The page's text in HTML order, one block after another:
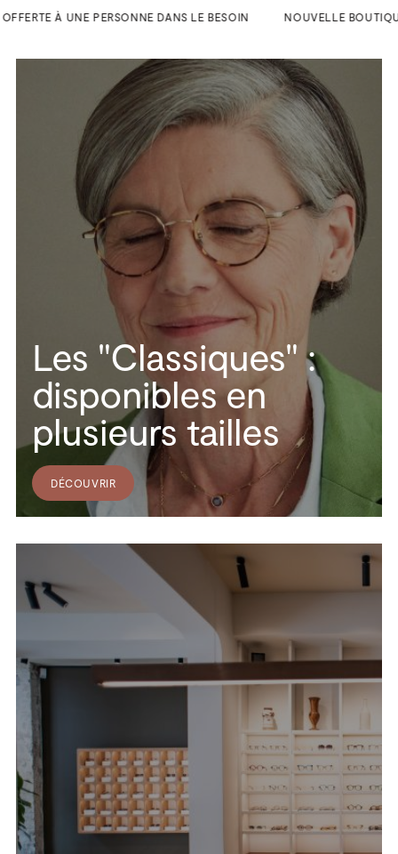
À UNE PERSONNE DANS LE BESOIN NOUVELLE BOUTIQUE
Les "Classiques" :
disponibles en
plusieurs tailles
DÉCOUVRIR